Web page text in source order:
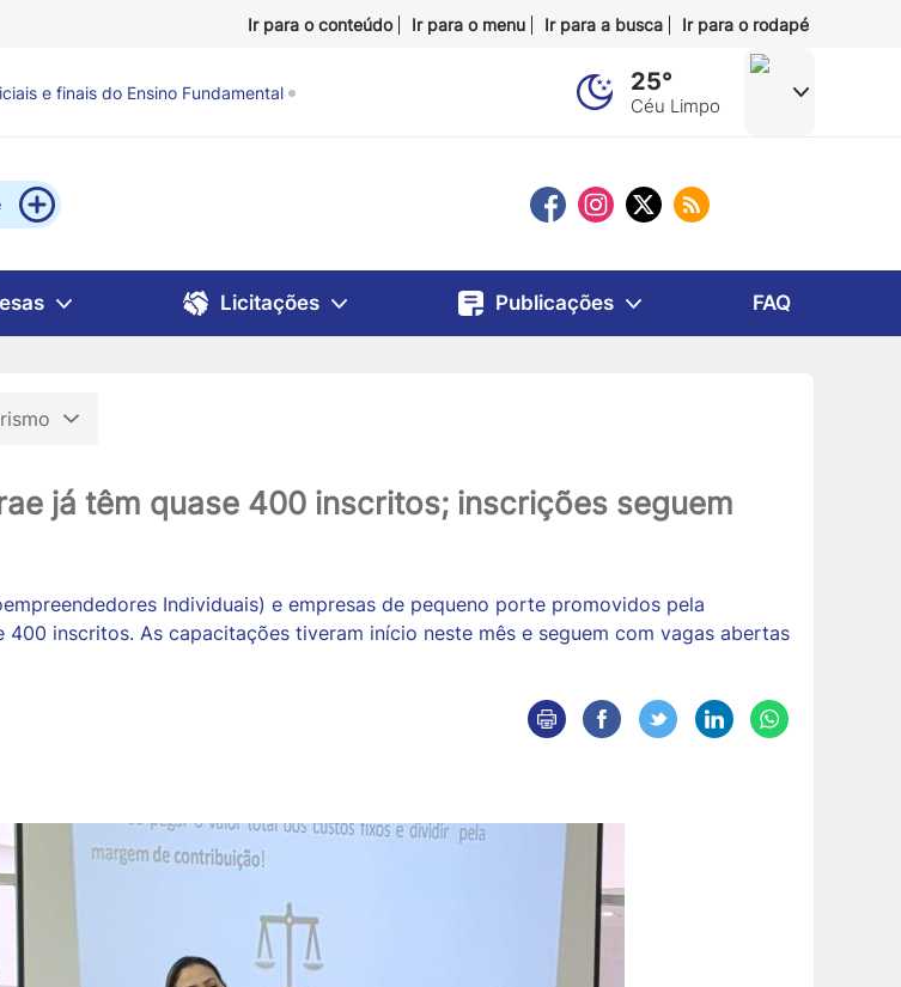
Ir para o conteúdo Ir para o menu Ir para a busca Ir para o rodapé
fortes há 1 hora 25°
Céu Limpo
Licitações Publicações FAQ
já têm quase 400 inscritos; inscrições seguem
Individuais) e empresas de pequeno porte promovidos pela
inscritos. As capacitações tiveram início neste mês e seguem com vagas abertas